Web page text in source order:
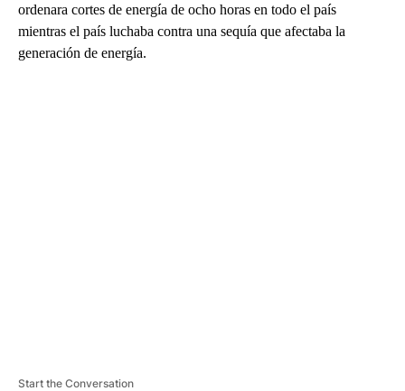
ordenara cortes de energía de ocho horas en todo el país
mientras el país luchaba contra una sequía que afectaba la
generación de energía.
Start the Conversation